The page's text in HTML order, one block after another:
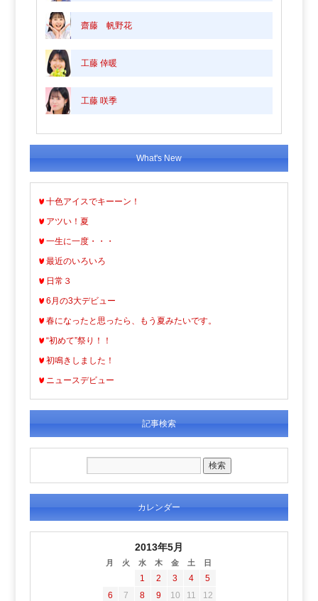
齋藤 帆野花
工藤 倖暖
工藤 咲季
What's New
十色アイスでキーーン！
アツい！夏
一生に一度・・・
最近のいろいろ
日常３
6月の3大デビュー
春になったと思ったら、もう夏みたいです。
“初めて”祭り！！
初鳴きしました！
ニュースデビュー
記事検索
カレンダー
2013年5月
月 火 水 木 金 土 日
1 2 3 4
5
6
7 8 9 10 11
12